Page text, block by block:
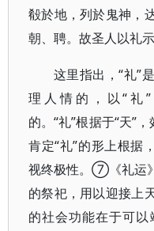
殽於地，列於鬼神，
朝、聘。故圣人以礼
这里指出，“礼”
理人情的，以“礼
的。“礼”根据于“天”
肯定“礼”的形上根据
视终极性。⑦《礼运
的祭祀，用以迎接上
的社会功能在于可